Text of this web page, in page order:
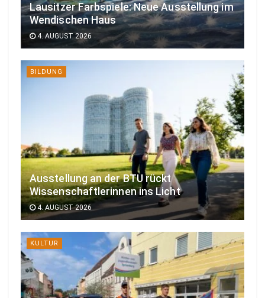
Lausitzer Farbspiele: Neue Ausstellung im
Wendischen Haus
4. AUGUST 2026
BILDUNG
Ausstellung an der BTU rückt
Wissenschaftlerinnen ins Licht
4. AUGUST 2026
KULTUR